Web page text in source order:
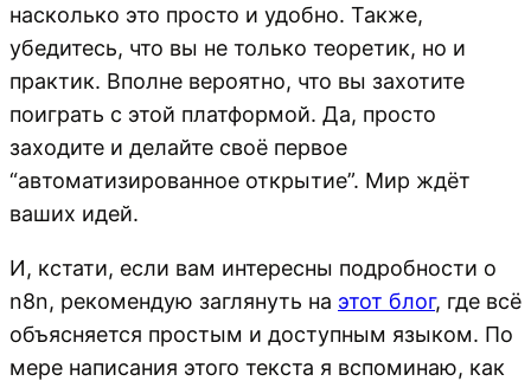
насколько это просто и удобно. Также,
убедитесь, что вы не только теоретик, но и
практик. Вполне вероятно, что вы захотите
поиграть с этой платформой. Да, просто
заходите и делайте своё первое
“автоматизированное открытие”. Мир ждёт
ваших идей.
И, кстати, если вам интересны подробности о
n8n, рекомендую заглянуть на этот блог, где всё
объясняется простым и доступным языком. По
мере написания этого текста я вспоминаю, как